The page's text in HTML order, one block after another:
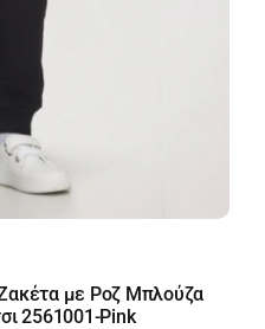
με Ροζ Μπλούζα
2561001-Pink